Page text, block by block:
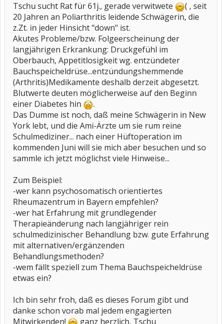
Tschu sucht Rat für 61j., gerade verwitwete
( , seit
20 Jahren an Poliarthritis leidende Schwägerin, die
z.Zt. in jeder Hinsicht "down" ist.
Akutes Probleme/bzw. Folgeerscheinung der
langjährigen Erkrankung: Druckgefühl im
Oberbauch, Appetitlosigkeit wg. entzündeter
Bauchspeicheldrüse...entzündungshemmende
(Arthritis)Medikamente deshalb derzeit abgesetzt.
Blutwerte deuten möglicherweise auf den Beginn
einer Diabetes hin
.
Das Dumme ist noch, daß meine Schwägerin in New
York lebt, und die Ami-Ärzte um sie rum reine
Schulmediziner... nach einer Hüftoperation im
kommenden Juni will sie mich aber besuchen und so
sammle ich jetzt möglichst viele Hinweise...
Zum Beispiel:
-wer kann psychosomatisch orientiertes
Rheumazentrum in Bayern empfehlen?
-wer hat Erfahrung mit grundlegender
Therapieänderung nach langjähriger rein
schulmedizinischer Behandlung bzw. gute Erfahrung
mit alternativen/ergänzenden
Behandlungsmethoden?
-wem fällt speziell zum Thema Bauchspeicheldrüse
etwas ein?
Ich bin sehr froh, daß es dieses Forum gibt und
danke schon vorab mal jedem engagierten
Mitwirkenden!
ganz herzlich, Tschu